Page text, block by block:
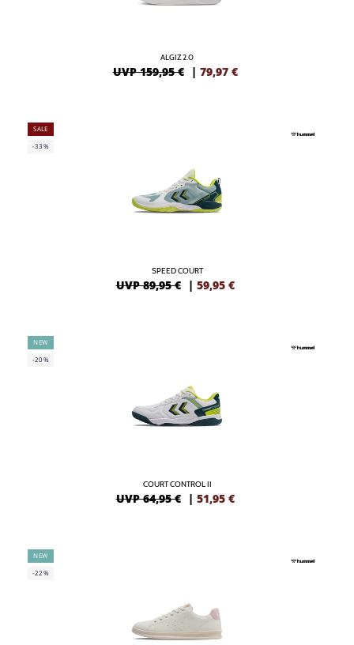
ALGIZ 2.0
UVP 159,95 € | 79,97 €
SALE
-33%
SPEED COURT
UVP 89,95 € | 59,95 €
NEW
-20%
COURT CONTROL II
UVP 64,95 € | 51,95 €
NEW
-22%